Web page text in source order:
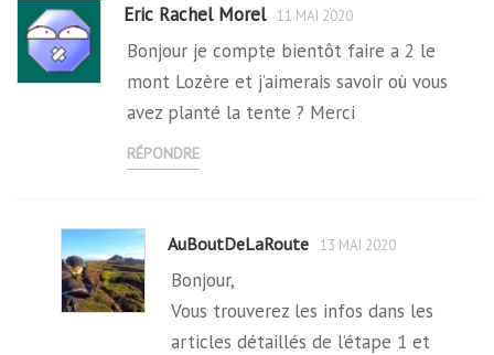
Eric Rachel Morel 11 MAI 2020
Bonjour je compte bientôt faire a 2 le
mont Lozère et j’aimerais savoir où vous
avez planté la tente ? Merci
RÉPONDRE
AuBoutDeLaRoute 13 MAI 2020
Bonjour,
Vous trouverez les infos dans les
articles détaillés de l’étape 1 et